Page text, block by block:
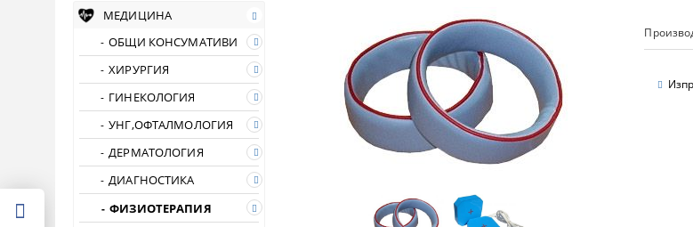
МЕДИЦИНА
ОБЩИ КОНСУМАТИВИ
ХИРУРГИЯ
ГИНЕКОЛОГИЯ
УНГ,ОФТАЛМОЛОГИЯ
ДЕРМАТОЛОГИЯ
ДИАГНОСТИКА
ФИЗИОТЕРАПИЯ